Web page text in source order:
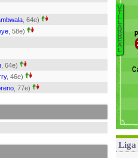
, 64e)
, 58e)
, 64e)
, 46e)
, 77e)
V
I
L
L
A
R
R
E
A
L
Liga